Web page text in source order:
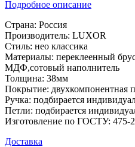
Подробное описание
Страна: Россия
Производитель: LUXOR
Стиль: нео классика
Материалы: переклеенный
МДФ,сотовый наполнитель
Толщина: 38мм
Покрытие: двухкомпонентная
Ручка: подбирается
Петли: подбирается
Изготовление по ГОСТУ: 475-
Доставка